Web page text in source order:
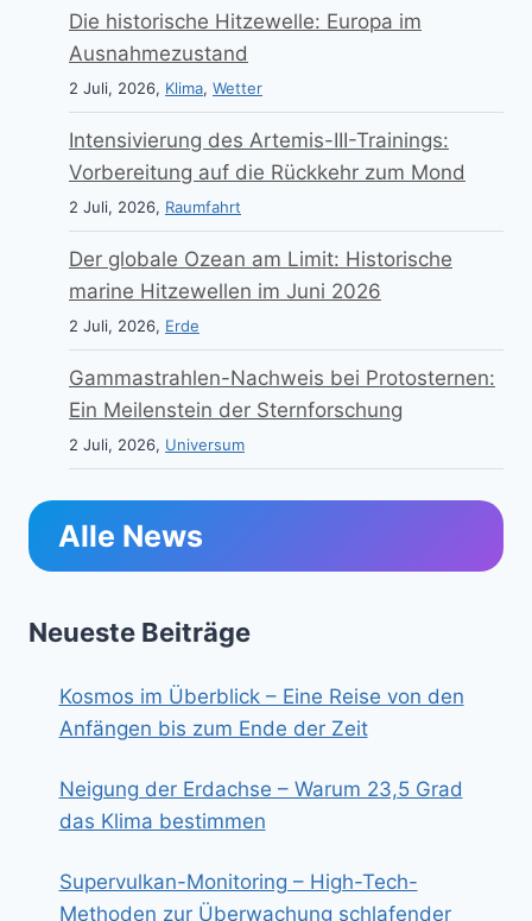
Die historische Hitzewelle: Europa im
Ausnahmezustand
2 Juli, 2026, Klima, Wetter
Intensivierung des Artemis-III-Trainings:
Vorbereitung auf die Rückkehr zum Mond
2 Juli, 2026, Raumfahrt
Der globale Ozean am Limit: Historische
marine Hitzewellen im Juni 2026
2 Juli, 2026, Erde
Gammastrahlen-Nachweis bei Protosternen:
Ein Meilenstein der Sternforschung
2 Juli, 2026, Universum
Alle News
Neueste Beiträge
Kosmos im Überblick – Eine Reise von den
Anfängen bis zum Ende der Zeit
Neigung der Erdachse – Warum 23,5 Grad
das Klima bestimmen
Supervulkan-Monitoring – High-Tech-
Methoden zur Überwachung schlafender